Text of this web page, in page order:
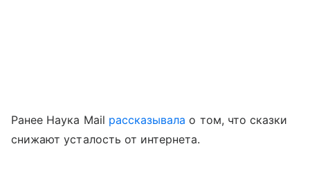
Ранее Наука Mail рассказывала о том, что сказки
снижают усталость от интернета.